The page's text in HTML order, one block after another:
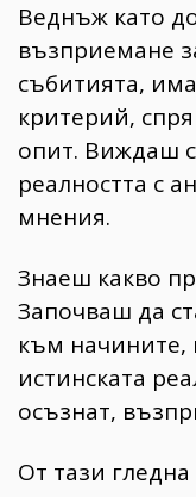
Веднъж като
възприемане
събитията,
критерий,
опит. Виждаш
реалността с
мнения.
Знаеш какво
Започваш да
към
истинската
осъзнат,
От тази